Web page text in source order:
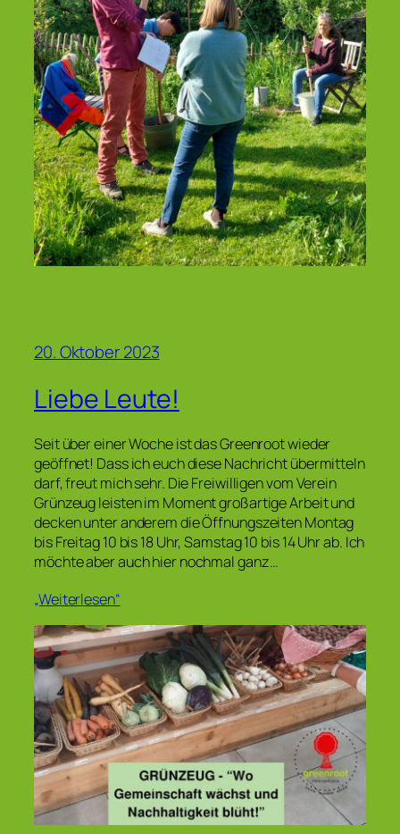
20. Oktober 2023
Liebe Leute!
Seit über einer Woche ist das Greenroot wieder
geöffnet! Dass ich euch diese Nachricht übermitteln
darf, freut mich sehr. Die Freiwilligen vom Verein
Grünzeug leisten im Moment großartige Arbeit und
decken unter anderem die Öffnungszeiten Montag
bis Freitag 10 bis 18 Uhr, Samstag 10 bis 14 Uhr ab. Ich
möchte aber auch hier nochmal ganz…
„Weiterlesen“